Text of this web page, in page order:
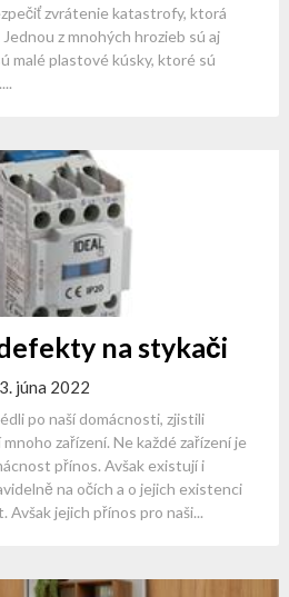
zvrátenie katastrofy, ktorá
z mnohých hrozieb sú aj
malé plastové kúsky, ktoré sú
na stykači
júna 2022
po naší domácnosti, zjistili
zařízení. Ne každé zařízení je
přínos. Avšak existují i
na očích a o jejich existenci
jejich přínos pro naši...